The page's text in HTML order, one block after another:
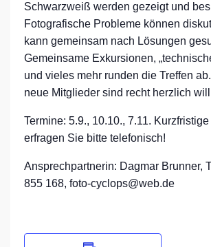
Schwarzweiß werden gezeigt und
Fotografische Probleme können
kann gemeinsam nach Lösungen
Gemeinsame Exkursionen,
und vieles mehr runden die Treffen
neue Mitglieder sind recht herzlich
Termine: 5.9., 10.10., 7.11.
erfragen Sie bitte telefonisch!
Ansprechpartnerin: Dagmar Brunner,
855 168, foto-cyclops@web.de